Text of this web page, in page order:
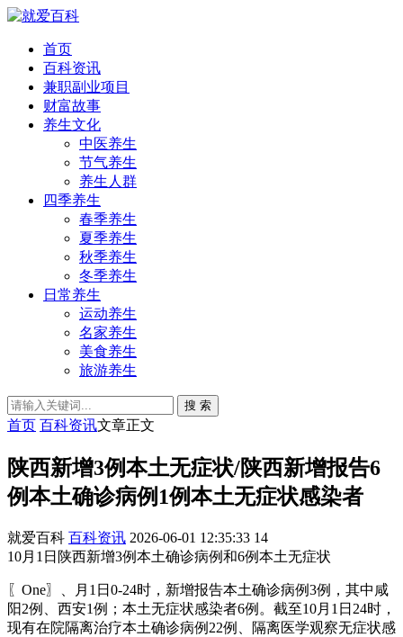
首页
百科资讯
兼职副业项目
财富故事
养生文化
中医养生
节气养生
养生人群
四季养生
春季养生
夏季养生
秋季养生
冬季养生
日常养生
运动养生
名家养生
美食养生
旅游养生
搜 索
首页 百科资讯文章正文
陕西新增3例本土无症状/陕西新增报告6
例本土确诊病例1例本土无症状感染者
就爱百科 百科资讯 2026-06-01 12:35:33 14
10月1日陕西新增3例本土确诊病例和6例本土无症状
〖One〗、月1日0-24时，新增报告本土确诊病例3例，其中咸
阳2例、西安1例；本土无症状感染者6例。截至10月1日24时，
现有在院隔离治疗本土确诊病例22例、隔离医学观察无症状感